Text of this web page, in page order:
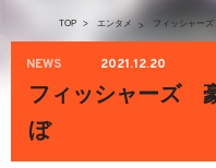
TOP > エンタメ > フィッシャー
NEWS 2021.12.20
フィッシャーズ
ぼ